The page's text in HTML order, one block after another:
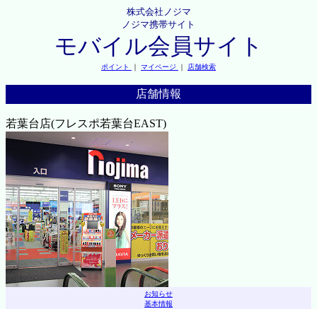
株式会社ノジマ
ノジマ携帯サイト
モバイル会員サイト
ポイント ｜ マイページ ｜ 店舗検索
店舗情報
若葉台店(フレスポ若葉台EAST)
お知らせ
基本情報